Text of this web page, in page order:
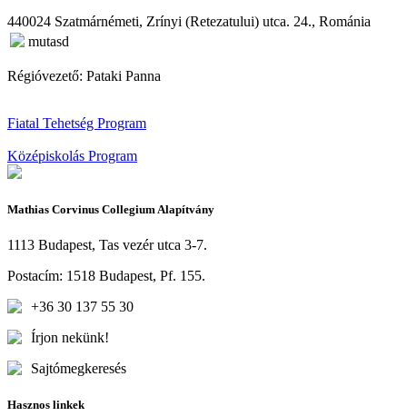
440024 Szatmárnémeti, Zrínyi (Retezatului) utca. 24., Románia
mutasd
Régióvezető: Pataki Panna
Fiatal Tehetség Program
Középiskolás Program
Mathias Corvinus Collegium Alapítvány
1113 Budapest, Tas vezér utca 3-7.
Postacím: 1518 Budapest, Pf. 155.
+36 30 137 55 30
Írjon nekünk!
Sajtómegkeresés
Hasznos linkek